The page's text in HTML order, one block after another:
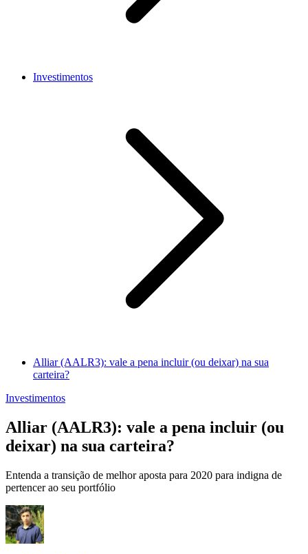
Investimentos
Alliar (AALR3): vale a pena incluir (ou deixar) na sua
carteira?
Investimentos
Alliar (AALR3): vale a pena incluir (ou
deixar) na sua carteira?
Entenda a transição de melhor aposta para 2020 para indigna de
pertencer ao seu portfólio